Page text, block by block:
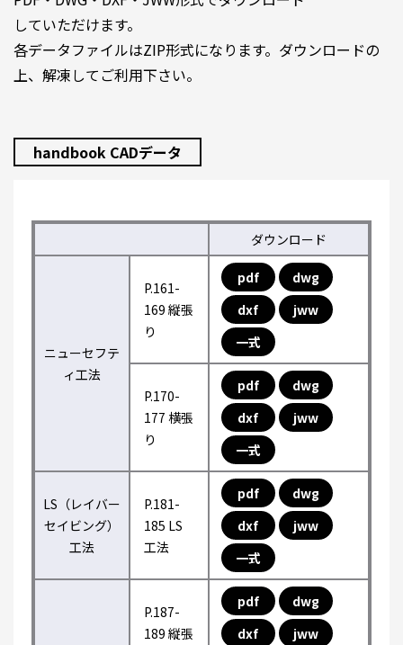
していただけます。
各データファイルはZIP形式になります。ダウンロードの
上、解凍してご利用下さい。
handbook CADデータ
ダウンロード
ニューセフテ
ィ工法
P.161-
169 縦張
り
pdf
dwg
dxf
jww
一式
P.170-
177 横張
り
pdf
dwg
dxf
jww
一式
LS（レイバー
セイビング）
工法
P.181-
185 LS
工法
pdf
dwg
dxf
jww
一式
P.187-
189 縦張
pdf
dwg
dxf
jww